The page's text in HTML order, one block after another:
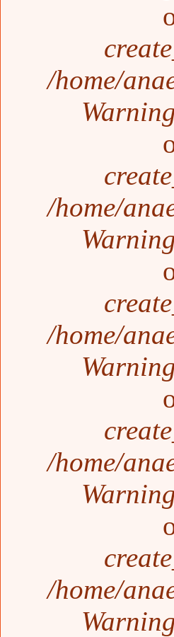
/home/
/home/
/home/
/home/
/home/